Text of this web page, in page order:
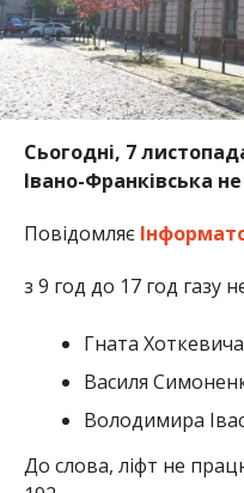
Сьогодні, 7
Івано-Франківська
Повідомляє
з 9 год до 17 год газу
Гната
Василя
Володимира
До слова, ліфт не